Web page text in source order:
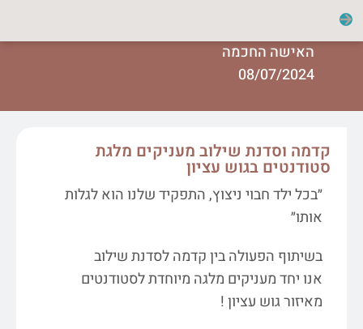
האישה החכמה
08/07/2024
קדמה וסדנת שילוב מעניקים מלגת
סטודנטים בגוש עציון
״בכל ילד חבוי ניצוץ, התפקיד שלנו הוא לגלות
אותו״
בשיתוף הפעולה בין קדמה לסדנת שילוב
אנו יחד מעניקים מלגה מיוחדת לסטודנטים
מאיזור גוש עציון !